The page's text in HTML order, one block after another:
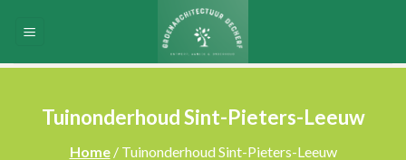
Tuinonderhoud Sint-Pieters-Leeuw
Home/ Tuinonderhoud Sint-Pieters-Leeuw